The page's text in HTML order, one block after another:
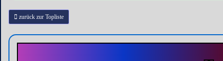
zurück zur Topliste